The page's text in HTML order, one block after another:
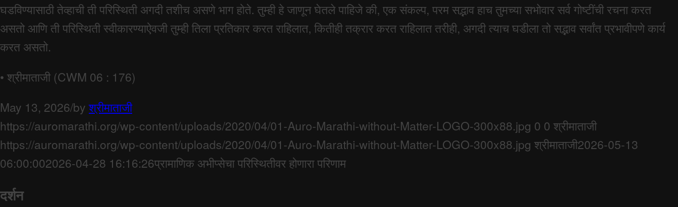
घडविण्यासाठी तेव्हाची ती परिस्थिती अगदी तशीच असणे भाग होते. तुम्ही हे जाणून घेतले पाहिजे की, एक संकल्प, परम सद्भाव हाच तुमच्या सभोवार सर्व गोष्टींची रचना करत
असतो आणि ती परिस्थिती स्वीकारण्याऐवजी तुम्ही तिला प्रतिकार करत राहिलात, कितीही तक्रार करत राहिलात तरीही, अगदी त्याच घडीला तो सद्भाव सर्वांत प्रभावीपणे कार्य
करत असतो.
• श्रीमाताजी (CWM 06 : 176)
May 13, 2026/byश्रीमाताजी
https://auromarathi.org/wp-content/uploads/2020/04/01-Auro-Marathi-without-Matter-LOGO-300x88.jpg 0 0 श्रीमाताजी
https://auromarathi.org/wp-content/uploads/2020/04/01-Auro-Marathi-without-Matter-LOGO-300x88.jpg श्रीमाताजी2026-05-13
06:00:002026-04-28 16:16:26प्रामाणिक अभीप्सेचा परिस्थितीवर होणारा परिणाम
दर्शन